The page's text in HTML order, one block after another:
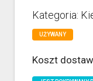
Kategoria:
UŻYWANY
Koszt